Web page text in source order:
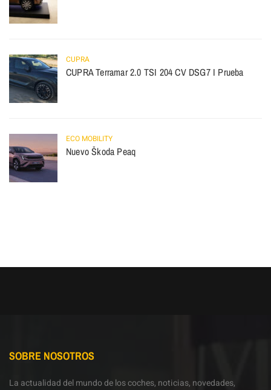
CUPRA
CUPRA Terramar 2.0 TSI 204 CV DSG7 I Prueba
ECO MOBILITY
Nuevo Škoda Peaq
SOBRE NOSOTROS
La actualidad del mundo de los coches, noticias, novedades,